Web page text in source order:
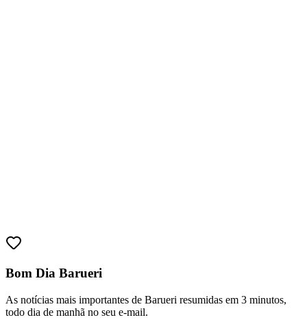
Bom Dia Barueri
As notícias mais importantes de Barueri resumidas em 3 minutos,
todo dia de manhã no seu e-mail.